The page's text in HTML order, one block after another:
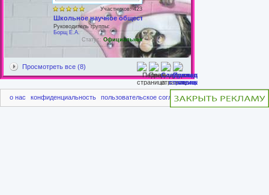
Участников: 423
Школьное научное общество
Руководитель группы:
Борщ Е.А.
Статус: Официальная
Просмотреть все (8)
о нас конфиденциальность пользовательское соглашение чаво пригласить